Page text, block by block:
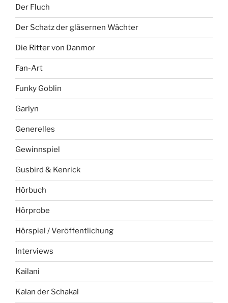
Der Fluch
Der Schatz der gläsernen Wächter
Die Ritter von Danmor
Fan-Art
Funky Goblin
Garlyn
Generelles
Gewinnspiel
Gusbird & Kenrick
Hörbuch
Hörprobe
Hörspiel / Veröffentlichung
Interviews
Kailani
Kalan der Schakal